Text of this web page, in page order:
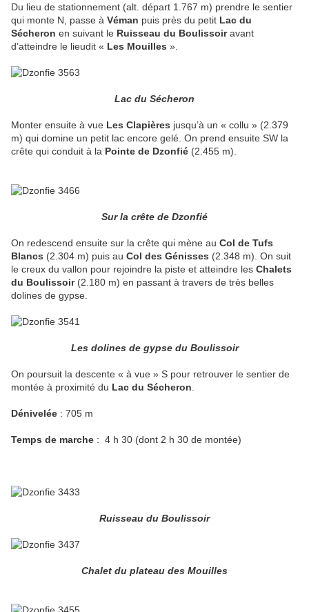
Du lieu de stationnement (alt. départ 1.767 m) prendre le sentier
qui monte N, passe à Véman puis près du petit Lac du
Sécheron en suivant le Ruisseau du Boulissoiravant
d’atteindre le lieudit « Les Mouilles ».
Lac du Sécheron
Monter ensuite à vue Les Clapières jusqu’à un « collu » (2.379
m) qui domine un petit lac encore gelé. On prend ensuite SW la
crête qui conduit à la Pointe de Dzonfié (2.455 m).
Sur la crête de Dzonfié
On redescend ensuite sur la crête qui mène au Col de Tufs
Blancs (2.304 m) puis au Col des Génisses (2.348 m). On suit
le creux du vallon pour rejoindre la piste et atteindre les Chalets
du Boulissoir(2.180 m) en passant à travers de très belles
dolines de gypse.
Les dolines de gypse du Boulissoir
On poursuit la descente « à vue » S pour retrouver le sentier de
montée à proximité du Lac du Sécheron
Dénivelée : 705 m
Temps de marche : 4 h 30 (dont 2 h 30 de montée)
Ruisseau du Boulissoir
Chalet du plateau des Mouilles